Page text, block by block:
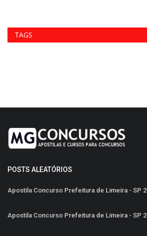
TAGS
POSTS ALEATÓRIOS
Apostila Concurso Prefeitura de Limeira - SP
Apostila Concurso Prefeitura de Limeira - SP